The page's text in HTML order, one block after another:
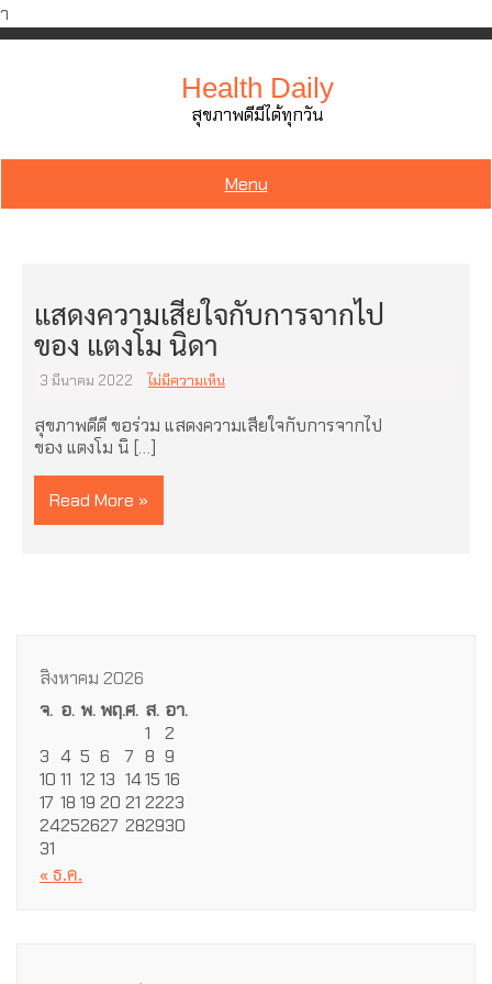
ำ
Skip
Health Daily
สุขภาพดีมีได้ทุกวัน
Menu
แสดงความเสียใจกับการจากไป
ของ แตงโม นิดา
3 มีนาคม 2022 ไม่มีความเห็น
สุขภาพดีดี ขอร่วม แสดงความเสียใจกับการจากไป
ของ แตงโม นิ […]
Read More »
สิงหาคม 2026
จ. อ. พ.พฤ.ศ. ส. อา.
1
2
3 4 5 6 7 8 9
10 11 12 13 1415 16
17 18 19 20 21 2223
24252627 282930
31
« ธ.ค.